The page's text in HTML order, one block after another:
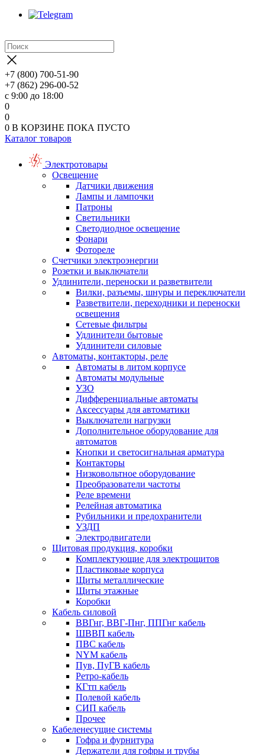
+7 (800) 700-51-90
+7 (862) 296-00-52
с 9:00 до 18:00
0
0
0 В КОРЗИНЕ ПОКА ПУСТО
Каталог товаров
Электротовары
Освещение
Датчики движения
Лампы и лампочки
Патроны
Светильники
Светодиодное освещение
Фонари
Фотореле
Счетчики электроэнергии
Розетки и выключатели
Удлинители, переноски и разветвители
Вилки, разъемы, шнуры и переключатели
Разветвители, переходники и переноски
освещения
Сетевые фильтры
Удлинители бытовые
Удлинители силовые
Автоматы, контакторы, реле
Автоматы в литом корпусе
Автоматы модульные
УЗО
Дифференциальные автоматы
Аксессуары для автоматики
Выключатели нагрузки
Дополнительное оборудование для
автоматов
Кнопки и светосигнальная арматура
Контакторы
Низковольтное оборудование
Преобразователи частоты
Реле времени
Релейная автоматика
Рубильники и предохранители
УЗДП
Электродвигатели
Щитовая продукция, коробки
Комплектующие для электрощитов
Пластиковые корпуса
Щиты металлические
Щиты этажные
Коробки
Кабель силовой
ВВГнг, ВВГ-Пнг, ППГнг кабель
ШВВП кабель
ПВС кабель
NYM кабель
Пув, ПуГВ кабель
Ретро-кабель
КГтп кабель
Полевой кабель
СИП кабель
Прочее
Кабеленесущие системы
Гофра и фурнитура
Держатели для гофры и трубы